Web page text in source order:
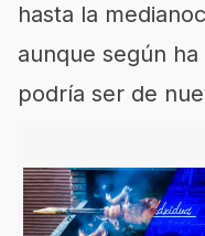
hasta la
aunque según
podría ser de